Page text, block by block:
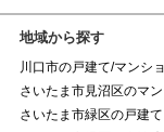
地域から探す
川口市の戸建て/マンシ
さいたま市見沼区のマ
さいたま市緑区の戸建て